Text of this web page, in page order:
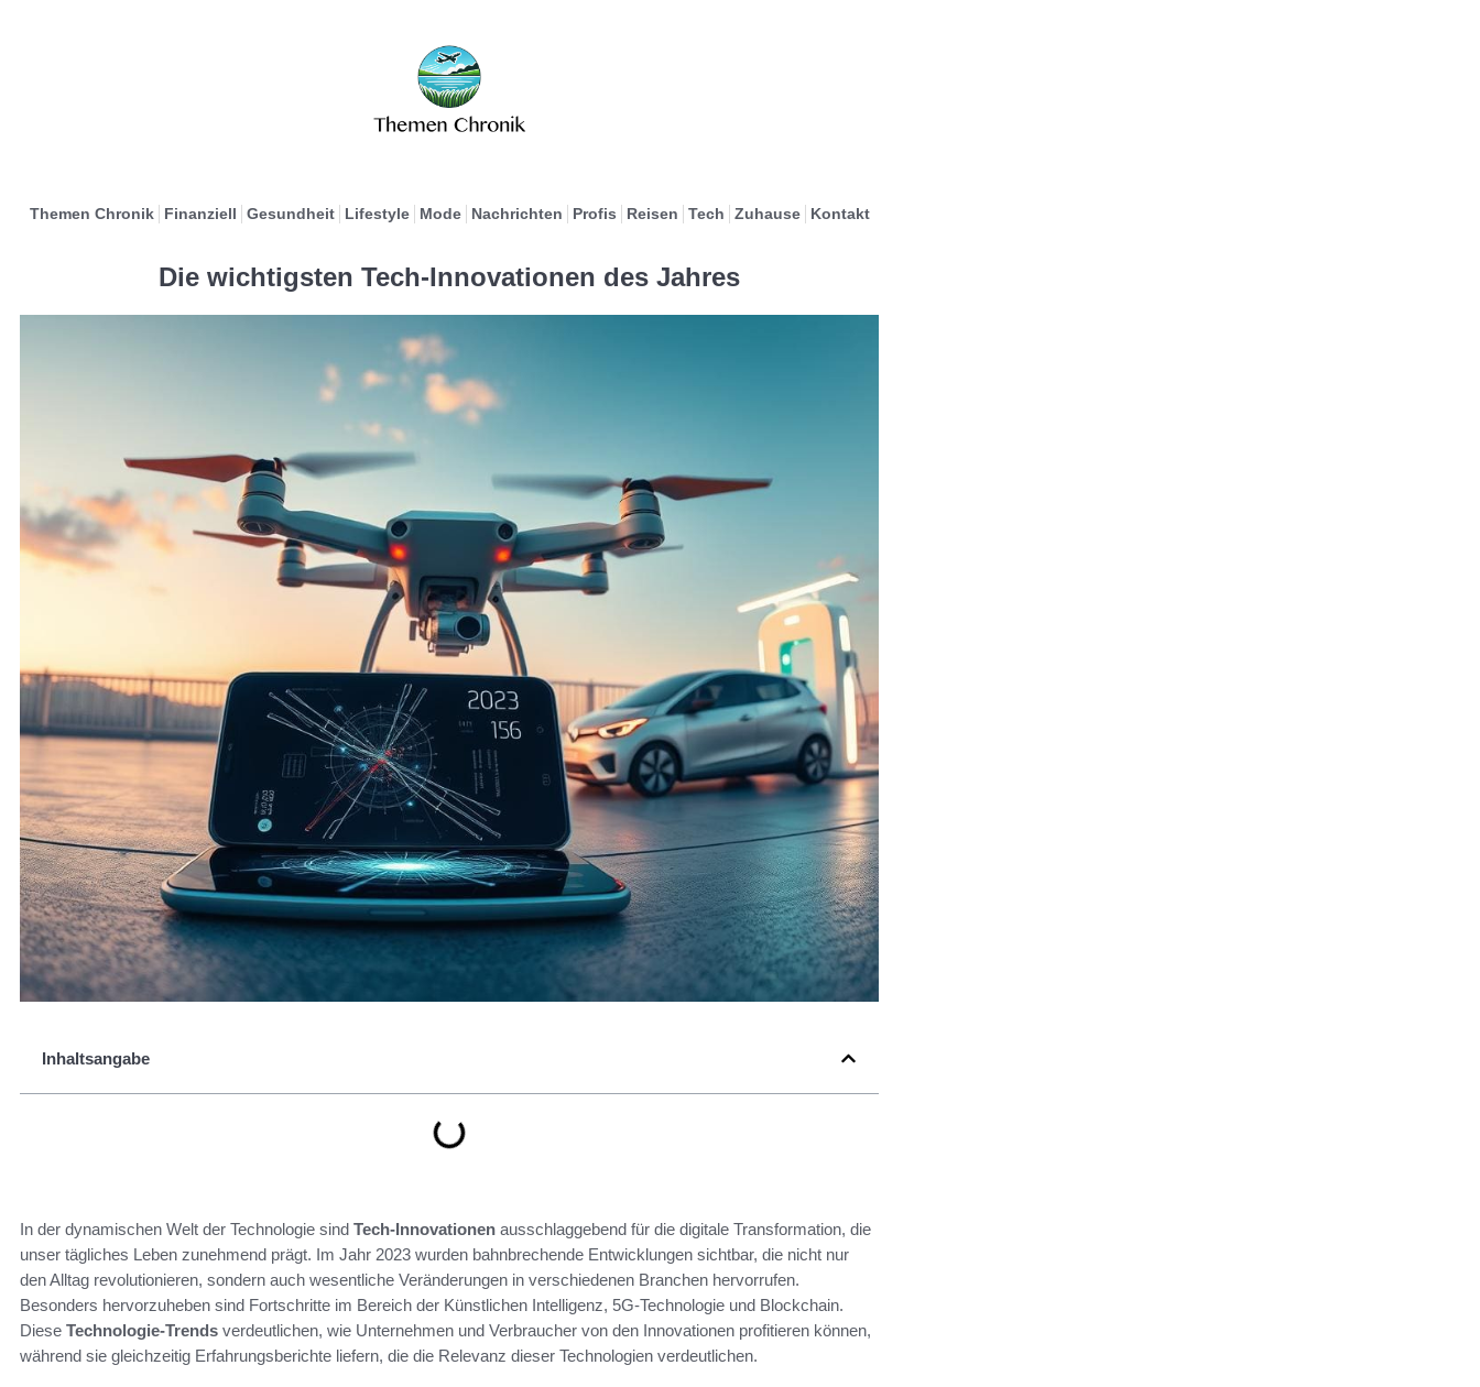
Themen Chronik Finanziell Gesundheit Lifestyle Mode Nachrichten Profis Reisen Tech Zuhause Kontakt
Die wichtigsten Tech-Innovationen des Jahres
Inhaltsangabe
In der dynamischen Welt der Technologie sind Tech-Innovationen ausschlaggebend für die digitale Transformation, die
unser tägliches Leben zunehmend prägt. Im Jahr 2023 wurden bahnbrechende Entwicklungen sichtbar, die nicht nur
den Alltag revolutionieren, sondern auch wesentliche Veränderungen in verschiedenen Branchen hervorrufen.
Besonders hervorzuheben sind Fortschritte im Bereich der Künstlichen Intelligenz, 5G-Technologie und Blockchain.
Diese Technologie-Trends verdeutlichen, wie Unternehmen und Verbraucher von den Innovationen profitieren können,
während sie gleichzeitig Erfahrungsberichte liefern, die die Relevanz dieser Technologien verdeutlichen.